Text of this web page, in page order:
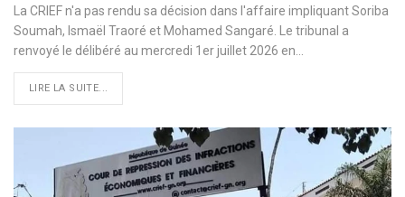
La CRIEF n'a pas rendu sa décision dans l'affaire impliquant Soriba
Soumah, Ismaël Traoré et Mohamed Sangaré. Le tribunal a
renvoyé le délibéré au mercredi 1er juillet 2026 en…
LIRE LA SUITE...